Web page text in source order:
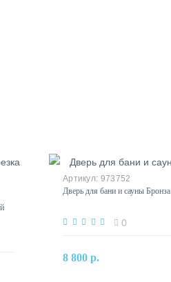
973752
Дверь для бани и сауны Бронза
0
8 800 р.В корзину